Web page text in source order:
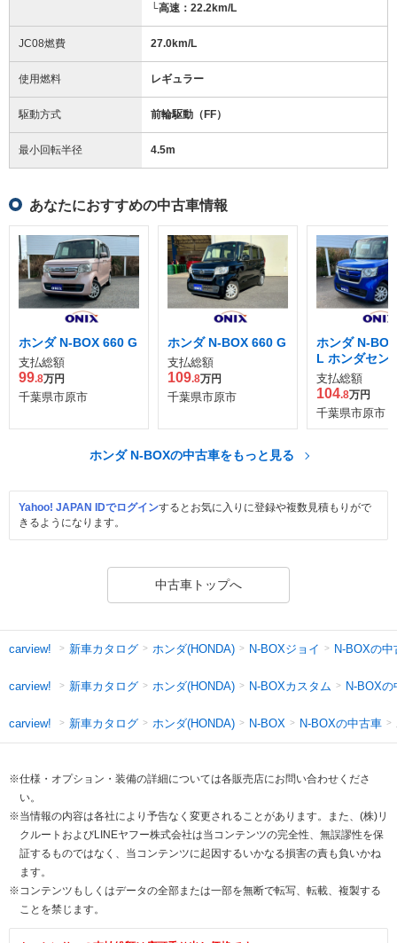
└高速：22.2km/L
JC08燃費 27.0km/L
使用燃料 レギュラー
駆動方式 前輪駆動（FF）
最小回転半径 4.5m
あなたにおすすめの中古車情報
ホンダ N-BOX 660 G
支払総額
99.8万円
千葉県市原市
ホンダ N-BOX 660 G
支払総額
109.8万円
千葉県市原市
ホンダ N-
L ホンダセン
支払総額
104.8万円
千葉県市原市
ホンダ N-BOXの中古車をもっと見る
Yahoo! JAPAN IDでログインするとお気に入りに登録や複数見積もりがで
きるようになります。
中古車トップへ
carview! 新車カタログ ホンダ(HONDA) N-BOXジョイ N-BOXの中
carview! 新車カタログ ホンダ(HONDA) N-BOXカスタム N-BOXの
carview! 新車カタログ ホンダ(HONDA) N-BOX N-BOXの中古車
※仕様・オプション・装備の詳細については各販売店にお問い合わせくださ
い。
※当情報の内容は各社により予告なく変更されることがあります。また、(株)リ
クルートおよびLINEヤフー株式会社は当コンテンツの完全性、無誤謬性を保
証するものではなく、当コンテンツに起因するいかなる損害の責も負いかね
ます。
※コンテンツもしくはデータの全部または一部を無断で転写、転載、複製する
ことを禁じます。